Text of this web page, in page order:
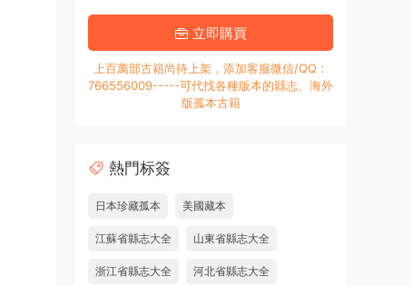
立即購買
上百萬部古籍尚待上架，添加客服微信/QQ：
766556009-----可代找各種版本的縣志、海外
版孤本古籍
熱門标簽
日本珍藏孤本 美國藏本
江蘇省縣志大全 山東省縣志大全
浙江省縣志大全 河北省縣志大全